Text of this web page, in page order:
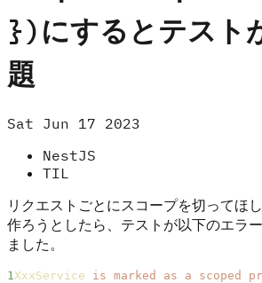
})にするとテスト
題
Sat Jun 17 2023
NestJS
TIL
リクエストごとにスコープを切ってほ
作ろうとしたら、テストが以下のエラ
ました。
XxxService is marked as a scoped